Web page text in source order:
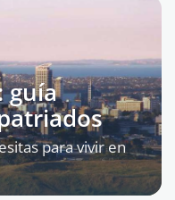
guía
para vivir en